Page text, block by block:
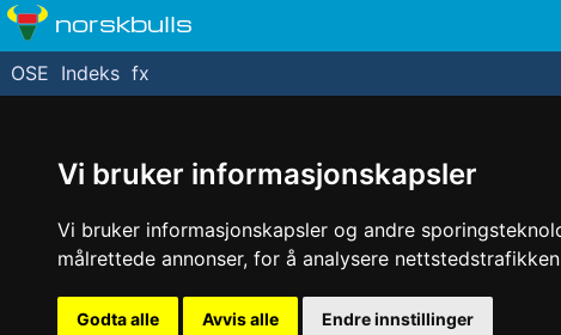
Vi bruker informasjonskapsler
Vi bruker informasjonskapsler og andre
målrettede annonser, for å analysere
Godta alle Avvis alle Endre innstillinger
norskbulls
OSE Indeks fx